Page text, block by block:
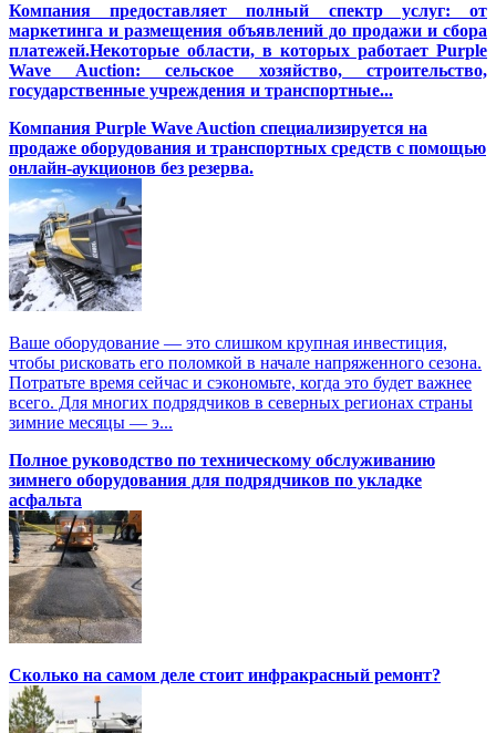
Компания предоставляет полный спектр услуг: от
маркетинга и размещения объявлений до продажи и сбора
платежей.Некоторые области, в которых работает Purple
Wave Auction: сельское хозяйство, строительство,
государственные учреждения и транспортные...
Компания Purple Wave Auction специализируется на
продаже оборудования и транспортных средств с помощью
онлайн-аукционов без резерва.
Ваше оборудование — это слишком крупная инвестиция,
чтобы рисковать его поломкой в начале напряженного сезона.
Потратьте время сейчас и сэкономьте, когда это будет важнее
всего. Для многих подрядчиков в северных регионах страны
зимние месяцы — э...
Полное руководство по техническому обслуживанию
зимнего оборудования для подрядчиков по укладке
асфальта
Сколько на самом деле стоит инфракрасный ремонт?